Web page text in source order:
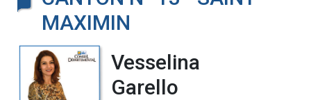
MAXIMIN
Vesselina
Garello